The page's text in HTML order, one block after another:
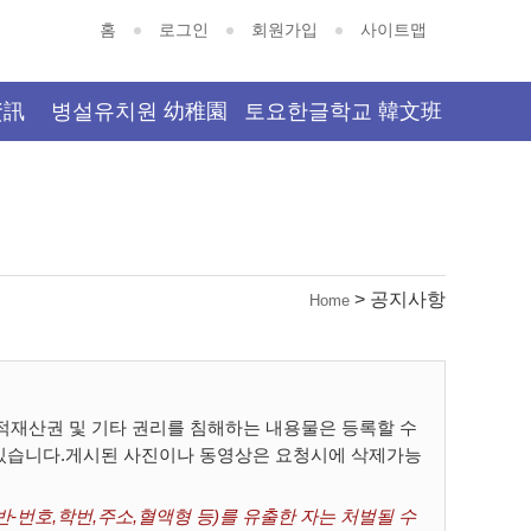
홈 로그인 회원가입 사이트맵
병설유치원 幼稚園 토요한글학교 韓文班
Home > 공지사항
산권 및 기타 권리를 침해하는 내용물은 등록할 수
니다.게시된 사진이나 동영상은 요청시에 삭제가능
번호,학번,주소,혈액형 등)를 유출한 자는 처벌될 수